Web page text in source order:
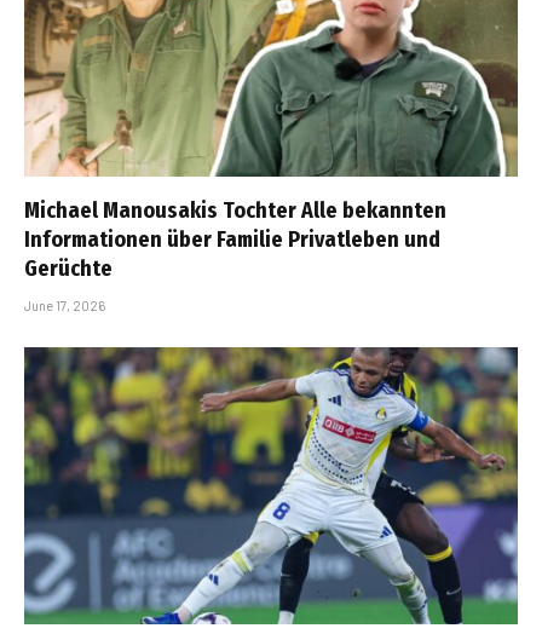
Michael Manousakis Tochter Alle bekannten
Informationen über Familie Privatleben und
Gerüchte
June 17, 2026